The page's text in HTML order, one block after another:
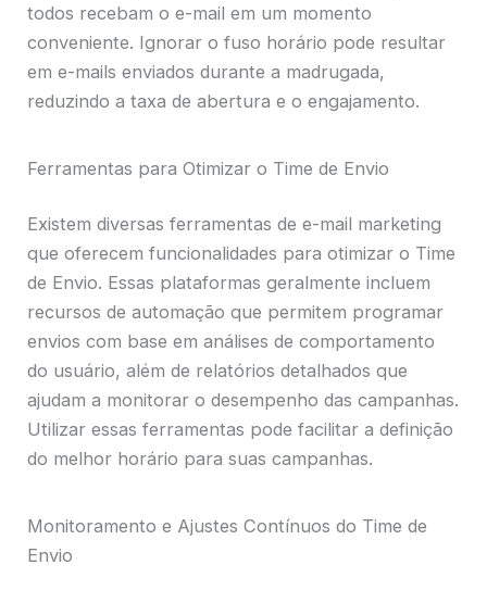
todos recebam o e-mail em um momento
conveniente. Ignorar o fuso horário pode resultar
em e-mails enviados durante a madrugada,
reduzindo a taxa de abertura e o engajamento.
Ferramentas para Otimizar o Time de Envio
Existem diversas ferramentas de e-mail marketing
que oferecem funcionalidades para otimizar o Time
de Envio. Essas plataformas geralmente incluem
recursos de automação que permitem programar
envios com base em análises de comportamento
do usuário, além de relatórios detalhados que
ajudam a monitorar o desempenho das campanhas.
Utilizar essas ferramentas pode facilitar a definição
do melhor horário para suas campanhas.
Monitoramento e Ajustes Contínuos do Time de
Envio